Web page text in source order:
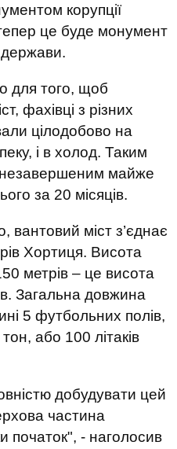
корупції
це буде монумент
держави.
для того, щоб
фахівці з різних
цілодобово на
і в холод. Таким
незавершеним майже
за 20 місяців.
вантовий міст з’єднає
Хортиця. Висота
метрів – це висота
Загальна довжина
5 футбольних полів,
або 100 літаків
добудувати цей
частина
початок", - наголосив